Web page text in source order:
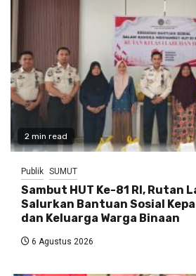
2 min read
Publik SUMUT
Sambut HUT Ke-81 RI, Rutan
Salurkan Bantuan Sosial
dan Keluarga Warga Binaan
6 Agustus 2026